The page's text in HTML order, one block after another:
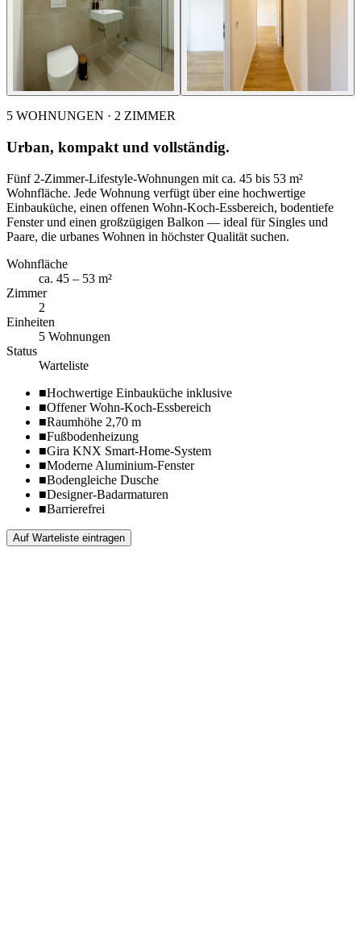
5 WOHNUNGEN · 2 ZIMMER
Urban, kompakt und vollständig.
Fünf 2-Zimmer-Lifestyle-Wohnungen mit ca. 45 bis 53 m²
Wohnfläche. Jede Wohnung verfügt über eine hochwertige
Einbauküche, einen offenen Wohn-Koch-Essbereich, bodentiefe
Fenster und einen großzügigen Balkon — ideal für Singles und
Paare, die urbanes Wohnen in höchster Qualität suchen.
Wohnfläche
ca. 45 – 53 m²
Zimmer
2
Einheiten
5 Wohnungen
Status
Warteliste
■Hochwertige Einbauküche inklusive
■Offener Wohn-Koch-Essbereich
■Raumhöhe 2,70 m
■Fußbodenheizung
■Gira KNX Smart-Home-System
■Moderne Aluminium-Fenster
■Bodengleiche Dusche
■Designer-Badarmaturen
■Barrierefrei
Auf Warteliste eintragen